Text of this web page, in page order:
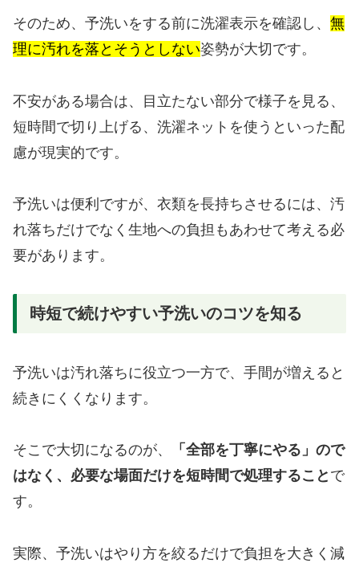
そのため、予洗いをする前に洗濯表示を確認し、 無
理に汚れを落とそうとしない姿勢が大切です。
不安がある場合は、目立たない部分で様子を見る、
短時間で切り上げる、洗濯ネットを使うといった配
慮が現実的です。
予洗いは便利ですが、衣類を長持ちさせるには、汚
れ落ちだけでなく生地への負担もあわせて考える必
要があります。
時短で続けやすい予洗いのコツを知る
予洗いは汚れ落ちに役立つ一方で、手間が増えると
続きにくくなります。
そこで大切になるのが、
「全部を丁寧にやる」ので
はなく、必要な場面だけを短時間で処理すること で
す。
実際、予洗いはやり方を絞るだけで負担を大きく減